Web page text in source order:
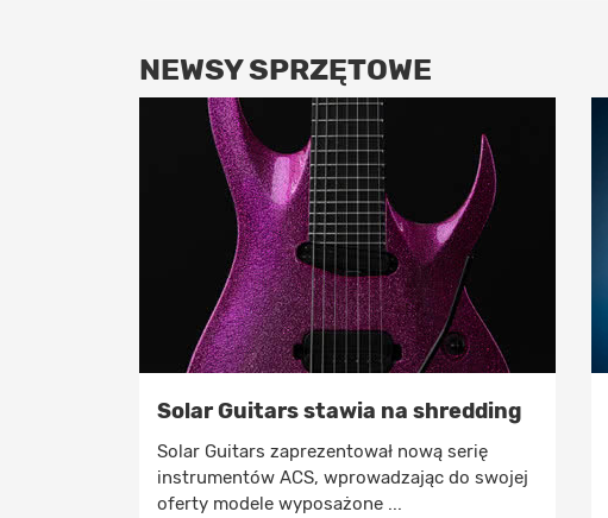
NEWSY SPRZĘTOWE
Solar Guitars stawia na shredding
Solar Guitars zaprezentował nową serię
instrumentów ACS, wprowadzając do swojej
oferty modele wyposażone ...